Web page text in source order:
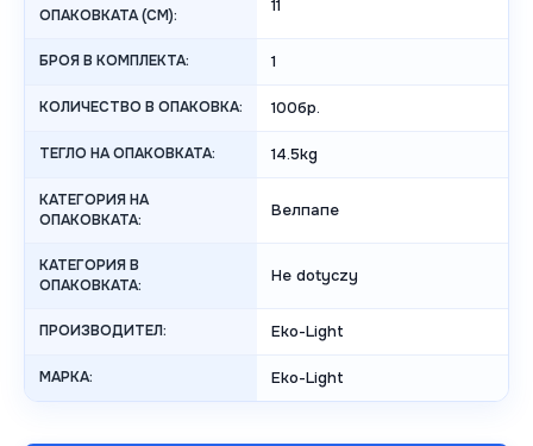
ОПАКОВКАТА (СМ):
11
БРОЯ В КОМПЛЕКТА: 1
КОЛИЧЕСТВО В ОПАКОВКА: 100бр.
ТЕГЛО НА ОПАКОВКАТА: 14.5kg
КАТЕГОРИЯ НА
ОПАКОВКАТА:
Велпапе
КАТЕГОРИЯ В
ОПАКОВКАТА:
Не dotyczy
ПРОИЗВОДИТЕЛ: Eko-Light
МАРКА: Eko-Light